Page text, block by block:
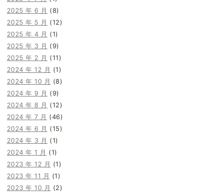
2025 年 6 月 (8)
2025 年 5 月 (12)
2025 年 4 月 (1)
2025 年 3 月 (9)
2025 年 2 月 (11)
2024 年 12 月 (1)
2024 年 10 月 (8)
2024 年 9 月 (9)
2024 年 8 月 (12)
2024 年 7 月 (46)
2024 年 6 月 (15)
2024 年 3 月 (1)
2024 年 1 月 (1)
2023 年 12 月 (1)
2023 年 11 月 (1)
2023 年 10 月 (2)